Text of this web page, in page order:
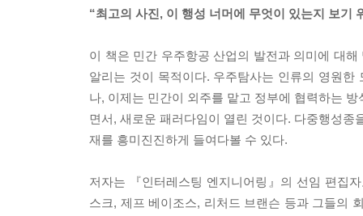
“최고의 사진, 이 행성 너머에 무엇이 있는지 보기
이 책은 민간 우주항공 산업의 발전과 의미에 대
알리는 것이 목적이다. 우주탐사는 인류의 영원
나, 이제는 민간이 외주를 맡고 정부에 협력하는
면서, 새로운 패러다임이 열린 것이다. 다중행성
재를 흥미진진하게 들여다볼 수 있다.
저자는 『인터레스팅 엔지니어링』의 선임 편집
스크, 제프 베이조스, 리처드 브랜슨 등과 그들의